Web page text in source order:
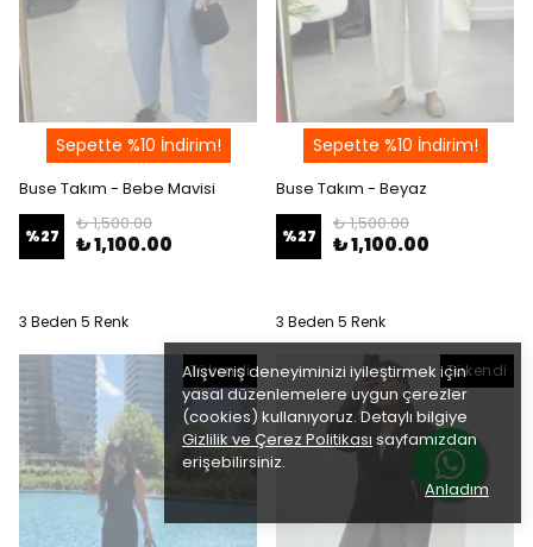
Alışveriş deneyiminizi iyileştirmek için
yasal düzenlemelere uygun çerezler
(cookies) kullanıyoruz. Detaylı bilgiye
Gizlilik ve Çerez Politikası sayfamızdan
erişebilirsiniz.
Anladım
Sepette %10 İndirim!
Buse Takım - Bebe Mavisi
%27
₺ 1,500.00
₺ 1,100.00
3 Beden 5 Renk
Sepette %10 İndirim!
Buse Takım - Beyaz
%27
₺ 1,500.00
₺ 1,100.00
3 Beden 5 Renk
Tükendi Tükendi